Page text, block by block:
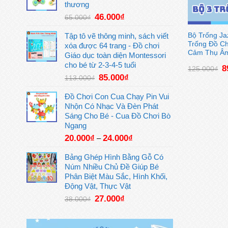
thương
65.000₫ Giá
là:
65.000₫.
46.000₫
tại
là:
46.000₫.
Tập tô vẽ thông minh, sách viết
xóa được 64 trang - Đồ chơi
Giáo dục toàn diện Montessori
cho bé từ 2-3-4-5 tuổi
113.000₫ Giá
là:
113.000₫.
85.000₫
tại
là:
85.000₫.
Đồ Chơi Con Cua Chạy Pin Vui
Nhộn Có Nhạc Và Đèn Phát
Sáng Cho Bé - Cua Đồ Chơi Bò
Ngang
20.000₫ –24.000₫
Bảng Ghép Hình Bằng Gỗ Có
Núm Nhiều Chủ Đề Giúp Bé
Phân Biệt Màu Sắc, Hình Khối,
Động Vật, Thực Vật
38.000₫ Giá
là:
27.000₫
tại
Bộ Trống
Trống Đồ
Cảm Thụ
125.000₫